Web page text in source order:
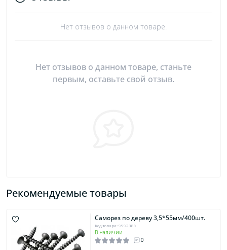
Нет отзывов о данном товаре.
Нет отзывов о данном товаре, станьте
первым, оставьте свой отзыв.
Рекомендуемые товары
Саморез по дереву 3,5*55мм/400шт.
Код товара: 9992389
В наличии
0